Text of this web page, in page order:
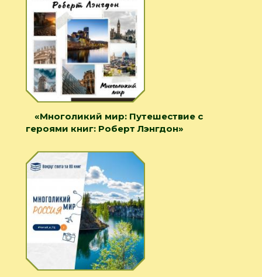
«Многоликий мир: Путешествие с
героями книг: Роберт Лэнгдон»